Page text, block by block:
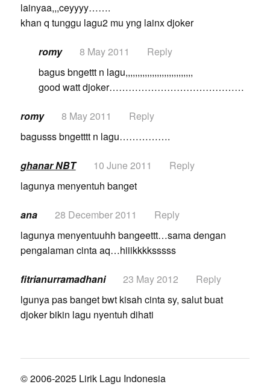
lainyaa,,,ceyyyy…….
khan q tunggu lagu2 mu yng lainx djoker
romy 8 May 2011
Reply
bagus bngettt n lagu,,,,,,,,,,,,,,,,,,,,,,,,,,,,
good watt djoker……………………………………
romy 8 May 2011
Reply
bagusss bngetttt n lagu…………….
ghanar NBT 10 June 2011
Reply
lagunya menyentuh banget
ana 28 December 2011
Reply
lagunya menyentuuhh bangeettt…sama dengan
pengalaman cinta aq…hiiikkkksssss
fitrianurramadhani 23 May 2012
Reply
lgunya pas banget bwt kisah cinta sy, salut buat
djoker bikin lagu nyentuh dihati
© 2006-2025 Lirik Lagu Indonesia